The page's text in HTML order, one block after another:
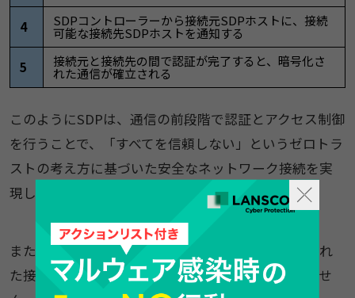
4 SDPコントローラーから接続元SDPホストに、接続
可能な接続先SDPホストを通知する
5 接続元と接続先の間で認証が完了すると、暗号化さ
れた通信が確立される
このようにSDPは、通信の前段階で認証とアクセス制御
を行うことで、「すべてを信頼しない」というゼロトラ
ストの考え方に基づいた安全なネットワーク接続を実
現します。
また、通信終了後には接続元と接続先の間に確立され
た接続は破棄されるため、不要な接続は維持されませ